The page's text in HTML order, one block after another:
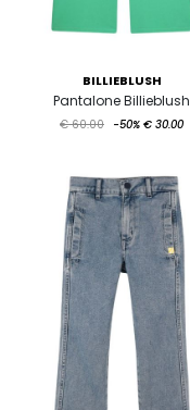
BILLIEBLUSH
Pantalone Billieblush
€ 60.00 -50% € 30.00